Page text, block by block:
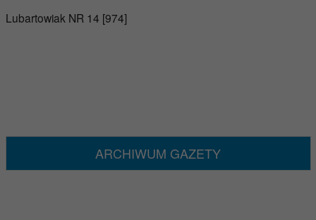
Lubartowiak NR 14 [974]
ARCHIWUM GAZETY